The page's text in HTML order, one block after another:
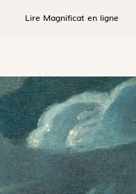
Lire Magnificat en ligne